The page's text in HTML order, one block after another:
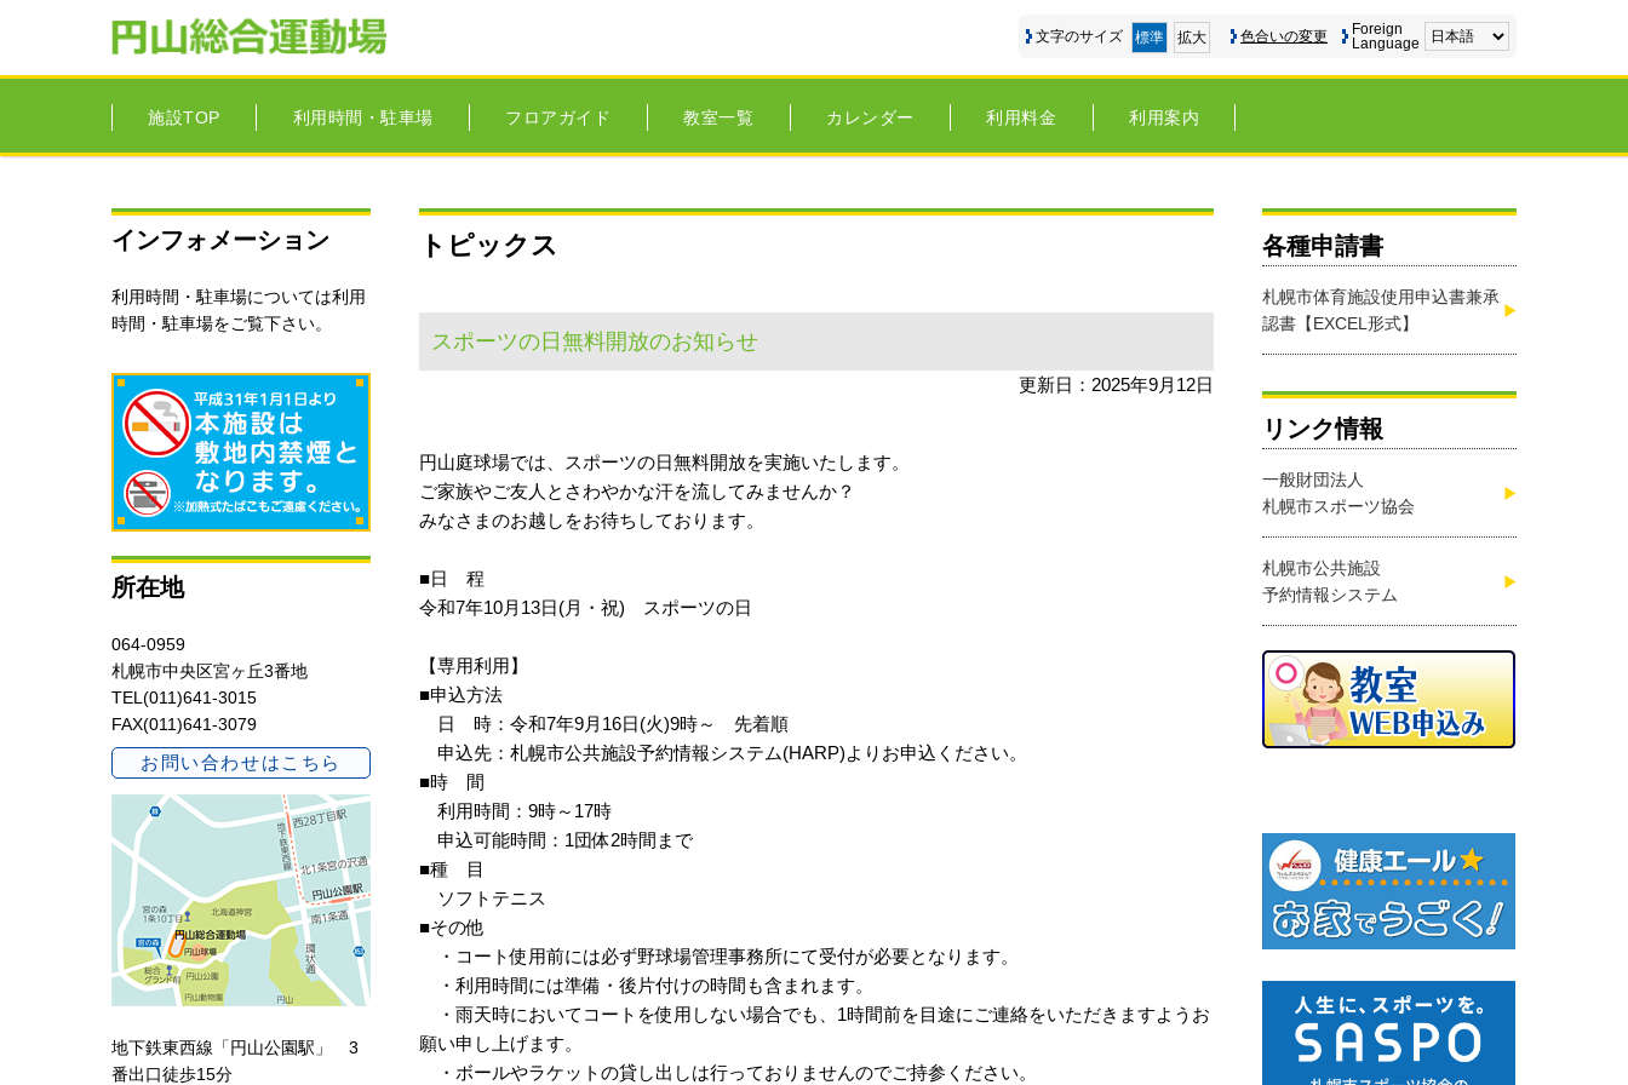
文字のサイズ 標準 拡大 色合いの変更
Foreign
Language
施設TOP 利用時間・駐車場 フロアガイド 教室一覧 カレンダー 利用料金 利用案内
インフォメーション
利用時間・駐車場については利用
時間・駐車場をご覧下さい。
所在地
064-0959
札幌市中央区宮ヶ丘3番地
TEL(011)641-3015
FAX(011)641-3079
お問い合わせはこちら
地下鉄東西線「円山公園駅」 3
番出口徒歩15分
トピックス
スポーツの日無料開放のお知らせ
更新日：2025年9月12日
円山庭球場では、スポーツの日無料開放を実施いたします。
ご家族やご友人とさわやかな汗を流してみませんか？
みなさまのお越しをお待ちしております。
■日 程
令和7年10月13日(月・祝) スポーツの日
【専用利用】
■申込方法
日 時：令和7年9月16日(火)9時～ 先着順
申込先：札幌市公共施設予約情報システム(HARP)よりお申込ください。
■時 間
利用時間：9時～17時
申込可能時間：1団体2時間まで
■種 目
ソフトテニス
■その他
・コート使用前には必ず野球場管理事務所にて受付が必要となります。
・利用時間には準備・後片付けの時間も含まれます。
・雨天時においてコートを使用しない場合でも、1時間前を目途にご連絡をいただきますようお
願い申し上げます。
・ボールやラケットの貸し出しは行っておりませんのでご持参ください。
各種申請書
札幌市体育施設使用申込書兼承
認書【EXCEL形式】
リンク情報
一般財団法人
札幌市スポーツ協会
札幌市公共施設
予約情報システム